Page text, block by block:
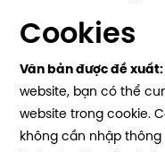
Cookies
Văn bản được đề xuất:
website, bạn có thể
website trong cookie.
không cần nhập thông